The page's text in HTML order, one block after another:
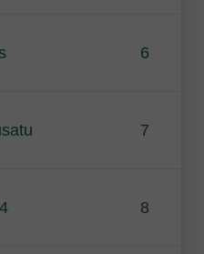
6
7
8